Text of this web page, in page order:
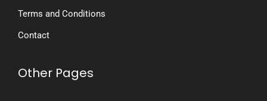
Terms and Conditions
Contact
Other Pages